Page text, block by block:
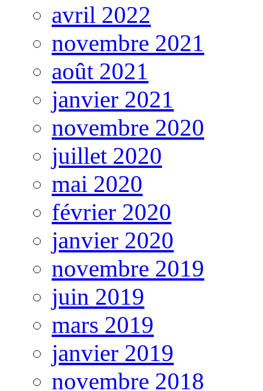
avril 2022
novembre 2021
août 2021
janvier 2021
novembre 2020
juillet 2020
mai 2020
février 2020
janvier 2020
novembre 2019
juin 2019
mars 2019
janvier 2019
novembre 2018